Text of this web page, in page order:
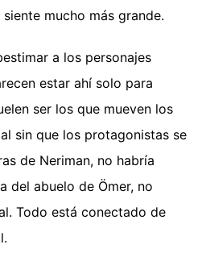
mucho más grande.
a los personajes
estar ahí solo para
ser los que mueven los
sin que los protagonistas se
de Neriman, no habría
del abuelo de Ömer, no
Todo está conectado de